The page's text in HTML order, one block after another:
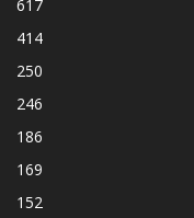
617
414
250
246
186
169
152